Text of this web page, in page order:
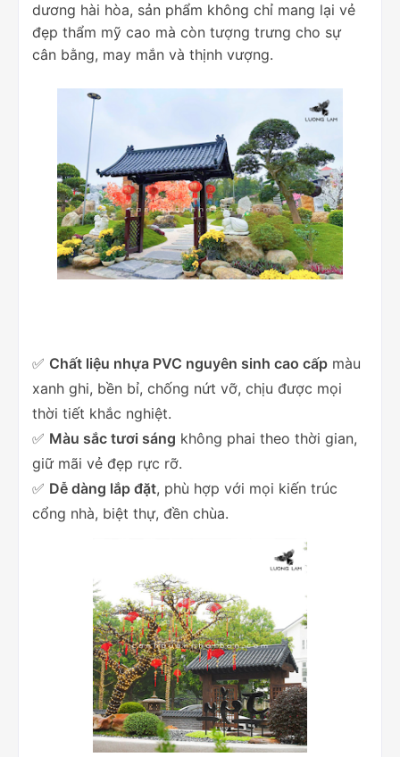
dương hài hòa, sản phẩm không chỉ mang lại vẻ
đẹp thẩm mỹ cao mà còn tượng trưng cho sự
cân bằng, may mắn và thịnh vượng.
✅ Chất liệu nhựa PVC nguyên sinh cao cấp màu
xanh ghi, bền bỉ, chống nứt vỡ, chịu được mọi
thời tiết khắc nghiệt.
✅ Màu sắc tươi sáng không phai theo thời gian,
giữ mãi vẻ đẹp rực rỡ.
✅ Dễ dàng lắp đặt, phù hợp với mọi kiến trúc
cổng nhà, biệt thự, đền chùa.